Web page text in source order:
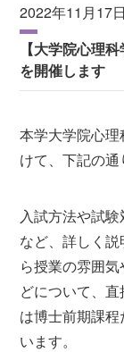
2022年11月17
【大学院心理
を開催します
本学大学院心
けて、下記の通
入試方法や試
など、詳しく
ら授業の雰囲
どについて、
は博士前期課
います。